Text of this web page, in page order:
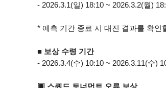
- 2026.3.1(일) 18:10 ~ 2026.3.2(월)
* 예측 기간 종료 시 대진 결과를 확인
■ 보상 수령 기간
- 2026.3.4(수) 10:10 ~ 2026.3.11(수)
▣ 스쿼드 토너먼트 오류 보상